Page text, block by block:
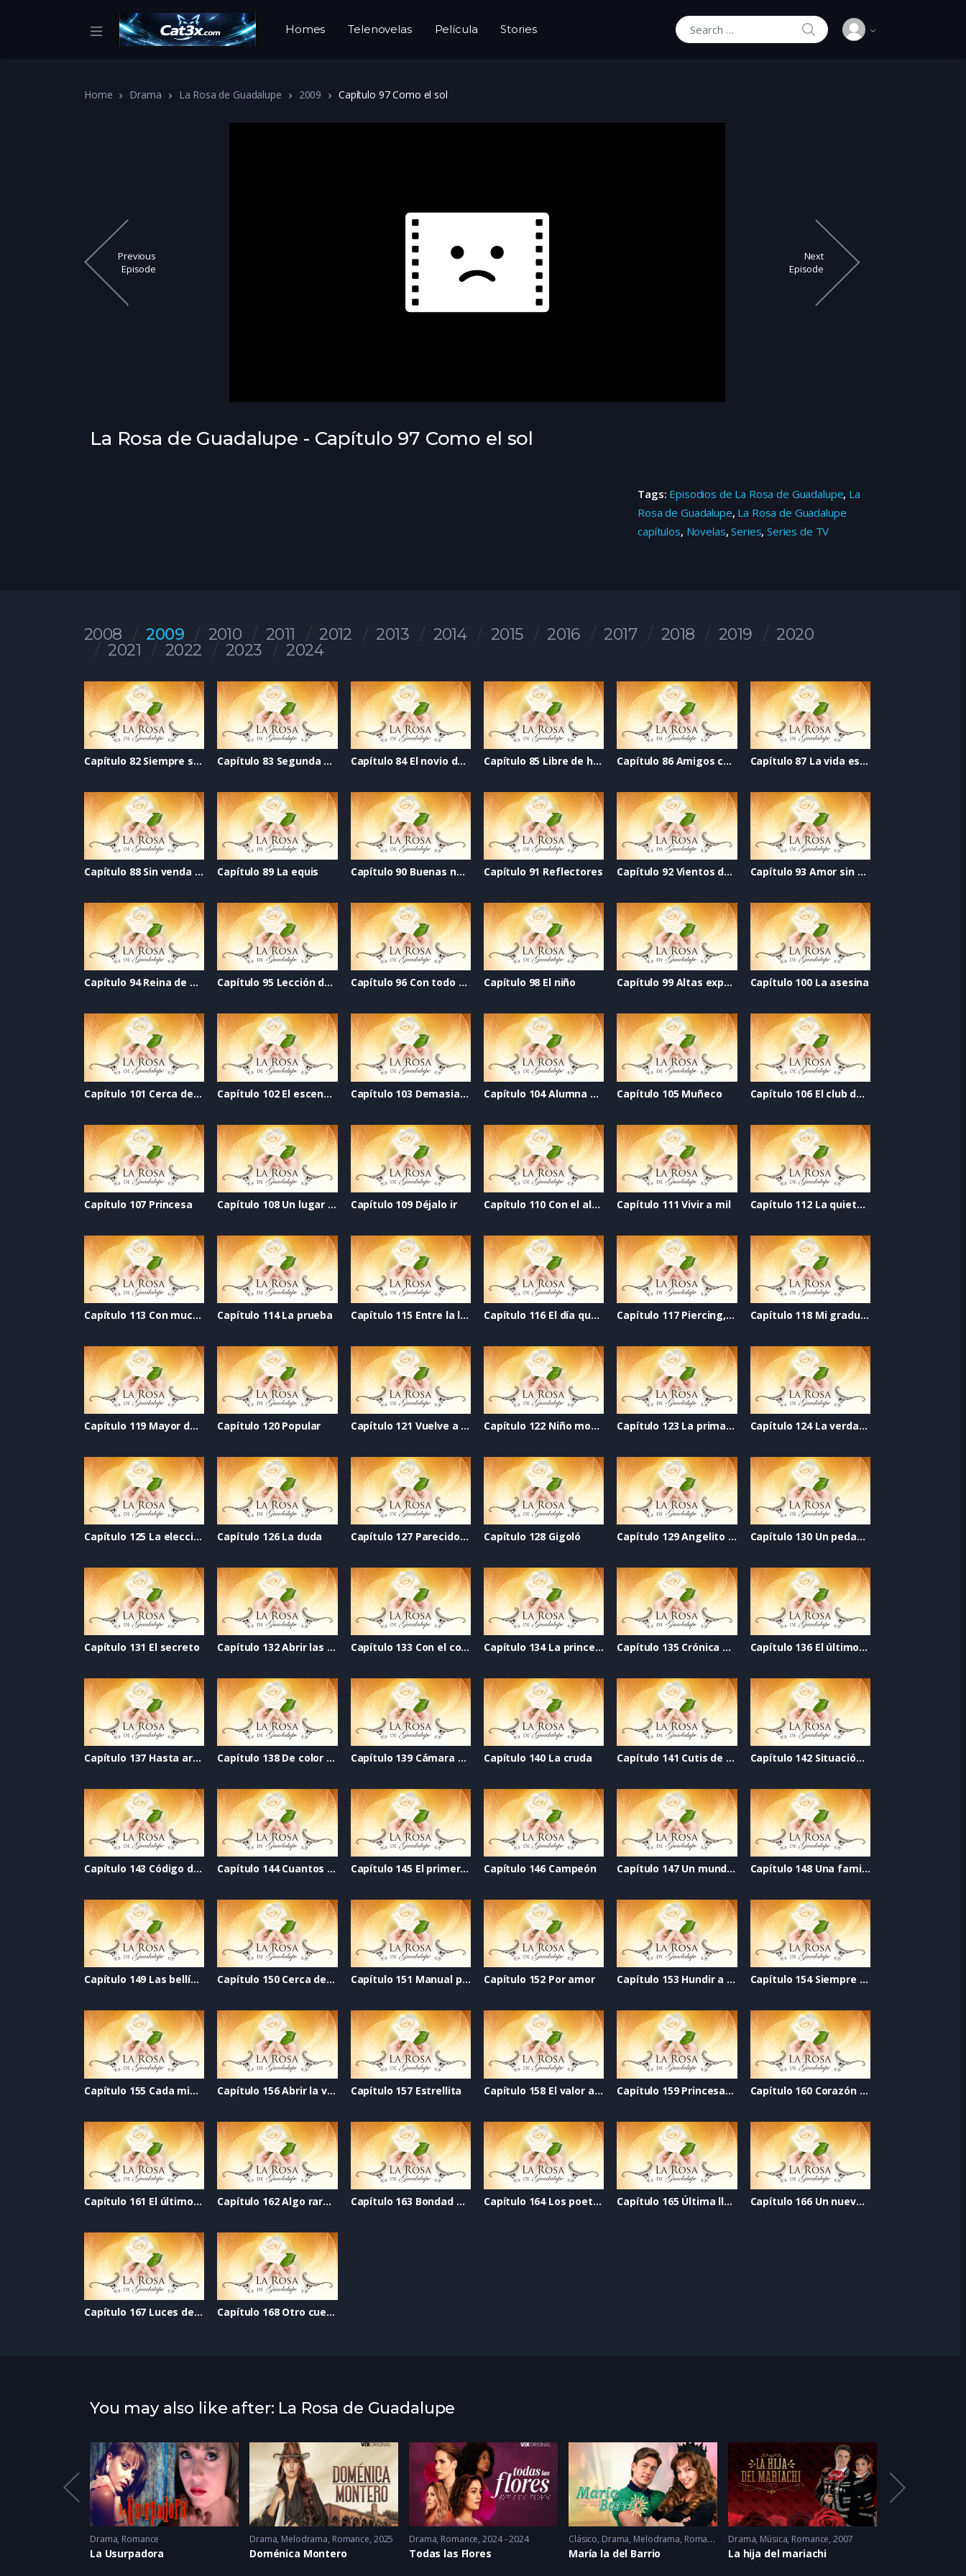
Homes Telenovelas Película Stories
Search for:
SEARCH
Home Drama La Rosa de Guadalupe 2009 Capítulo 97 Como el sol
Previous
Episode
Next
Episode
La Rosa de Guadalupe - Capítulo 97 Como el sol
Tags: Episodios de La Rosa de Guadalupe, La
Rosa de Guadalupe, La Rosa de Guadalupe
capítulos, Novelas,Series,Series de TV
2008 2009 2010 2011 2012 2013 2014 2015 2016 2017 2018 2019
2020
2021
2022 2023 2024
Capítulo 82 Siempre se puede Capítulo 83 Segunda vuelta Capítulo 84 El novio de mi mejor amiga Capítulo 85 Libre de humo Capítulo 86 Amigos con derechos Capítulo 87 La vida es mejor cantando
Capítulo 88 Sin venda en los ojos Capítulo 89 La equis Capítulo 90 Buenas noticias Capítulo 91 Reflectores Capítulo 92 Vientos de esperanza Capítulo 93 Amor sin fronteras
Capítulo 94 Reina de belleza Capítulo 95 Lección de amor Capítulo 96 Con todo mi amor Capítulo 98 El niño Capítulo 99 Altas expectativas Capítulo 100 La asesina
Capítulo 101 Cerca del corazón Capítulo 102 El escenario de la vida Capítulo 103 Demasiado amor Capítulo 104 Alumna de 10 Capítulo 105 Muñeco Capítulo 106 El club del suicidio
Capítulo 107 Princesa Capítulo 108 Un lugar llamado hogar Capítulo 109 Déjalo ir Capítulo 110 Con el alma desnuda Capítulo 111 Vivir a mil Capítulo 112 La quietud del viento
Capítulo 113 Con mucha bateria Capítulo 114 La prueba Capítulo 115 Entre la luz y la oscuridad Capítulo 116 El día que se acabó el mundo Capítulo 117 Piercing, confianza perforada Capítulo 118 Mi graduación
Capítulo 119 Mayor de edad Capítulo 120 Popular Capítulo 121 Vuelve a mí Capítulo 122 Niño modelo Capítulo 123 La prima incomoda Capítulo 124 La verdad jamás dicha
Capítulo 125 La elección Capítulo 126 La duda Capítulo 127 Parecido al amor Capítulo 128 Gigoló Capítulo 129 Angelito de mi guarda Capítulo 130 Un pedazo de vida
Capítulo 131 El secreto Capítulo 132 Abrir las alas Capítulo 133 Con el corazón divido Capítulo 134 La princesa luna Capítulo 135 Crónica de la esperanza Capítulo 136 El último grito
Capítulo 137 Hasta arriba Capítulo 138 De color rosa Capítulo 139 Cámara web Capítulo 140 La cruda Capítulo 141 Cutis de diez Capítulo 142 Situación de riesgo
Capítulo 143 Código de seguridad Capítulo 144 Cuantos más Capítulo 145 El primer golpe Capítulo 146 Campeón Capítulo 147 Un mundo mejor Capítulo 148 Una familia nueva
Capítulo 149 Las bellísimas Capítulo 150 Cerca del cielo Capítulo 151 Manual para pedir permiso para tener novio Capítulo 152 Por amor Capítulo 153 Hundir a la güera Capítulo 154 Siempre en mi corazón
Capítulo 155 Cada migaja Capítulo 156 Abrir la ventana Capítulo 157 Estrellita Capítulo 158 El valor adecuado Capítulo 159 Princesas sin dragones Capítulo 160 Corazón de azúcar
Capítulo 161 El último golpe Capítulo 162 Algo raro tiene Elisa Capítulo 163 Bondad en la mirada Capítulo 164 Los poetas malditos Capítulo 165 Última llamada al perdón Capítulo 166 Un nuevo corazón
Capítulo 167 Luces de Navidad Capítulo 168 Otro cuento de Navidad
You may also like after: La Rosa de Guadalupe
Drama, Romance
La Usurpadora
Drama, Melodrama, Romance 2025
Doménica Montero
Drama, Romance 2024 - 2024
Todas las Flores
Clásico, Drama, Melodrama, Romance
María la del Barrio
Drama, Música, Romance 2007
La hija del mariachi